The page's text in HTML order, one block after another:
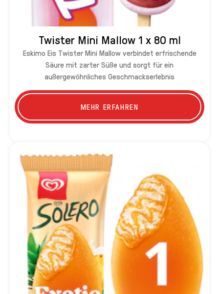
Twister Mini Mallow 1 x 80 ml
Eskimo Eis Twister Mini Mallow verbindet erfrischende
Säure mit zarter Süße und sorgt für ein
außergewöhnliches Geschmackserlebnis
MEHR ERFAHREN